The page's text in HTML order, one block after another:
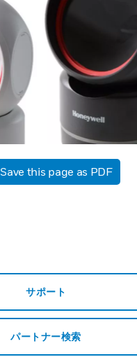
Save this page as PDF
サポート
パートナー検索